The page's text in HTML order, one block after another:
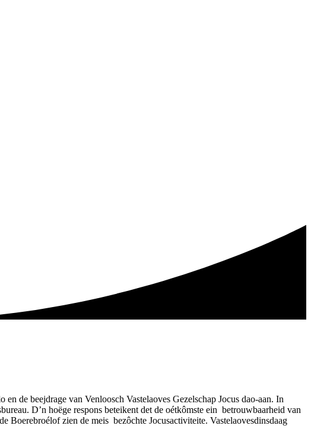
de beejdrage van Venloosch Vastelaoves Gezelschap Jocus dao-aan. In
D’n hoëge respons beteikent det de oétkômste ein betrouwbaarheid van
zien de meis bezôchte Jocusactiviteite. Vastelaovesdinsdaag